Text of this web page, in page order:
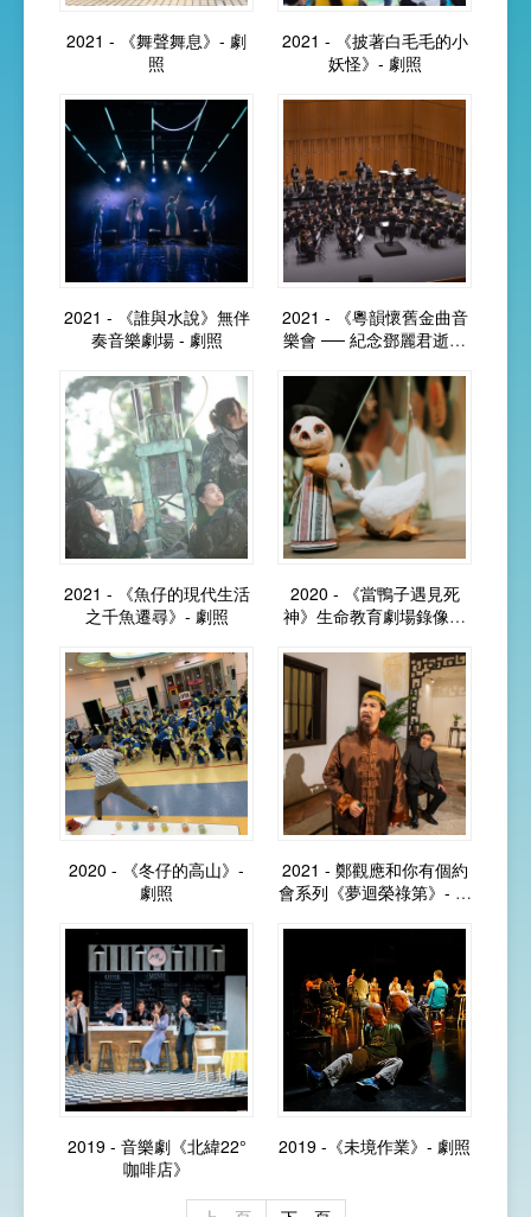
2021 - 《舞聲舞息》- 劇
照
2021 - 《披著白毛毛的小
妖怪》- 劇照
2021 - 《誰與水說》無伴
奏音樂劇場 - 劇照
2021 - 《粵韻懷舊金曲音
樂會 ── 紀念鄧麗君逝世
2021 - 《魚仔的現代生活
之千魚遷尋》- 劇照
2020 - 《當鴨子遇見死
神》生命教育劇場錄像演
2020 - 《冬仔的高山》-
劇照
2021 - 鄭觀應和你有個約
會系列《夢迴榮祿第》- 劇
2019 - 音樂劇《北緯22°
咖啡店》
2019 -《未境作業》- 劇照